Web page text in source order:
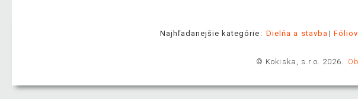
Najhľadanejšie kategórie: Dielňa a stavba
© Kokiska, s.r.o. 2026.